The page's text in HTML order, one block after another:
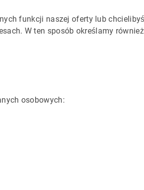
funkcji naszej oferty lub
W ten sposób określamy
osobowych: